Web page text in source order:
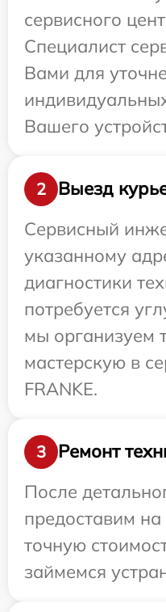
сервисного
Специалист
Вами для
Вашего
2
Выезд
Сервисный
указанному
диагностики
потребуется
мы организуем
мастерскую в
FRANKE.
3
Ремонт
После
предоставим
точную
займемся